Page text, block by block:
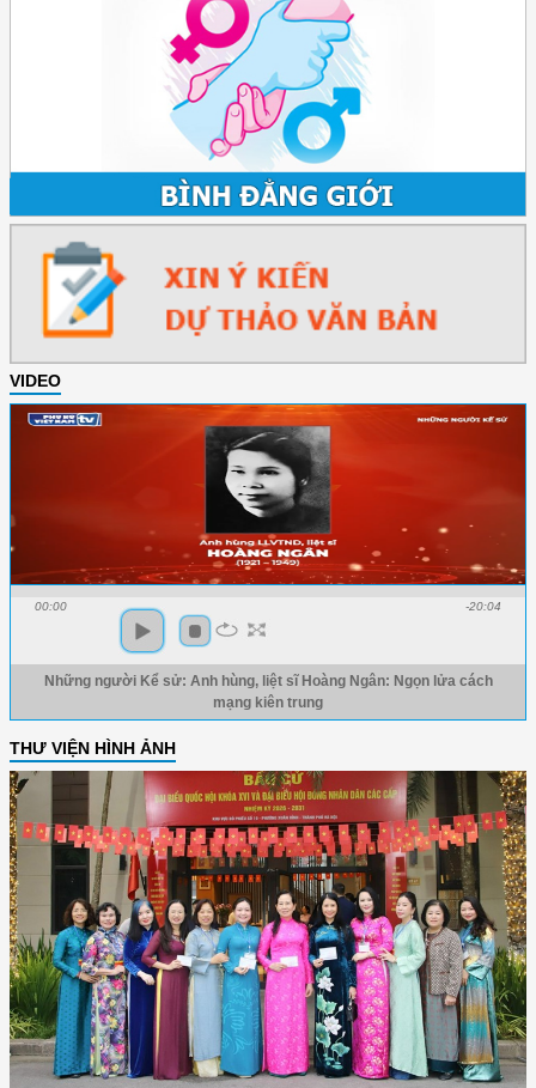
VIDEO
00:00 -20:04
Những người Kể sử: Anh hùng, liệt sĩ Hoàng Ngân: Ngọn lửa cách
mạng kiên trung
THƯ VIỆN HÌNH ẢNH